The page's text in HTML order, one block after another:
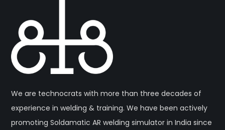
We are technocrats with more than three decades of
experience in welding & training. We have been actively
promoting Soldamatic AR welding simulator in India since